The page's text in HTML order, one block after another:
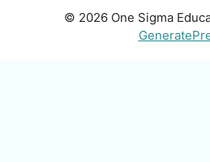
© 2026 One Sigma